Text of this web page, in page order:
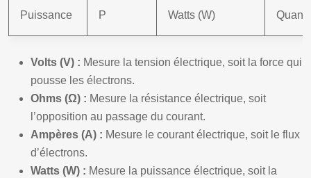
Puissance P Watts (W)
Volts (V) : Mesure la tension électrique, soit la force qui
pousse les électrons.
Ohms (Ω) : Mesure la résistance électrique, soit
l’opposition au passage du courant.
Ampères (A) : Mesure le courant électrique, soit le flux
d’électrons.
Watts (W) : Mesure la puissance électrique, soit la